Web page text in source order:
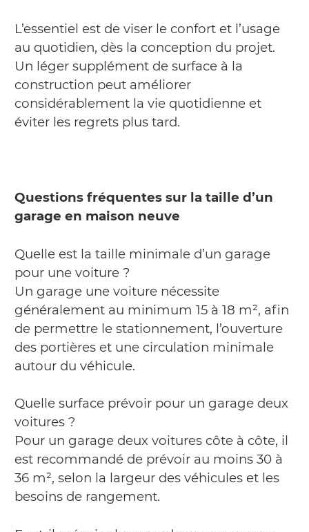
L’essentiel est de viser le confort et l’usage
au quotidien, dès la conception du projet.
Un léger supplément de surface à la
construction peut améliorer
considérablement la vie quotidienne et
éviter les regrets plus tard.
Questions fréquentes sur la taille d’un
garage en maison neuve
Quelle est la taille minimale d’un garage
pour une voiture ?
Un garage une voiture nécessite
généralement au minimum 15 à 18 m², afin
de permettre le stationnement, l’ouverture
des portières et une circulation minimale
autour du véhicule.
Quelle surface prévoir pour un garage deux
voitures ?
Pour un garage deux voitures côte à côte, il
est recommandé de prévoir au moins 30 à
36 m², selon la largeur des véhicules et les
besoins de rangement.